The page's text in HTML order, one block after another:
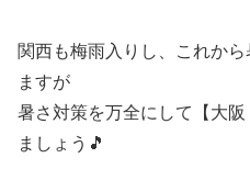
関西も梅雨入りし、これか
ますが
暑さ対策を万全にして【大
ましょう🎵